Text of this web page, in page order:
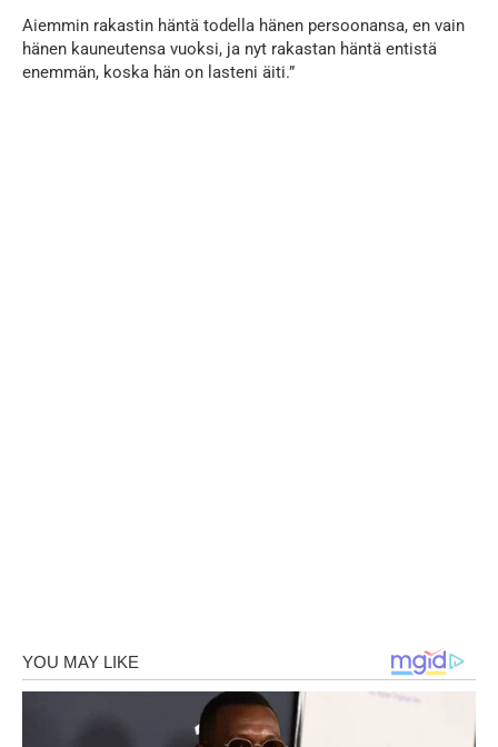
Aiemmin rakastin häntä todella hänen persoonansa, en vain
hänen kauneutensa vuoksi, ja nyt rakastan häntä entistä
enemmän, koska hän on lasteni äiti.”